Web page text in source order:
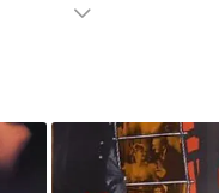
结局剧情已揭晓（1-1全
影、电视猫或剧情网等
